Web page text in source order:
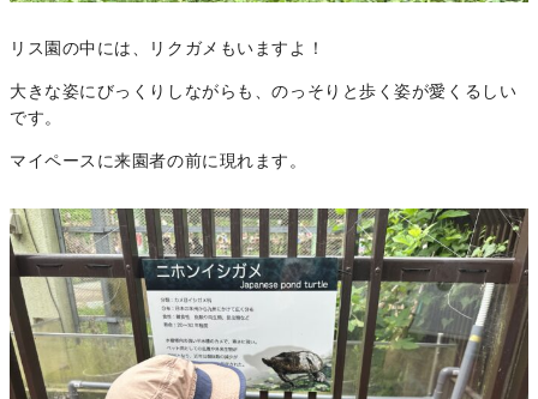
リス園の中には、リクガメもいますよ！
大きな姿にびっくりしながらも、のっそりと歩く姿が愛くるしい
です。
マイペースに来園者の前に現れます。